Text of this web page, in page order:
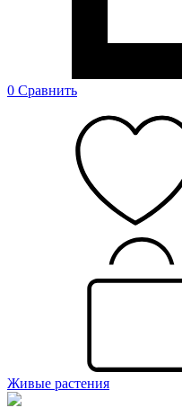
0 Сравнить
Живые растения